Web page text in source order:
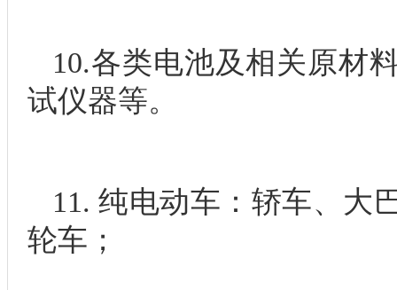
10.各类电池及相关原材
试仪器等。
11. 纯电动车：轿车、大
轮车；